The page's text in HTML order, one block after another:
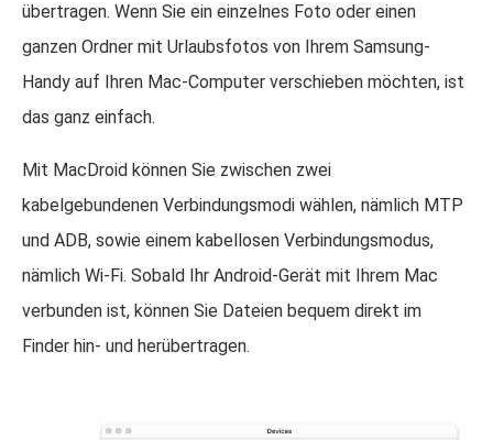
übertragen. Wenn Sie ein einzelnes Foto oder einen
ganzen Ordner mit Urlaubsfotos von Ihrem Samsung-
Handy auf Ihren Mac-Computer verschieben möchten, ist
das ganz einfach.
Mit MacDroid können Sie zwischen zwei
kabelgebundenen Verbindungsmodi wählen, nämlich MTP
und ADB, sowie einem kabellosen Verbindungsmodus,
nämlich Wi-Fi. Sobald Ihr Android-Gerät mit Ihrem Mac
verbunden ist, können Sie Dateien bequem direkt im
Finder hin- und herübertragen.